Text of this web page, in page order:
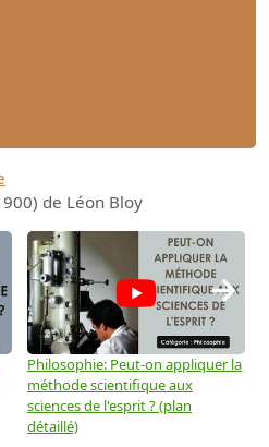
de Léon Bloy
Philosophie: Peut-on appliquer la
méthode scientifique aux
sciences de l'esprit ? (plan
détaillé)
→